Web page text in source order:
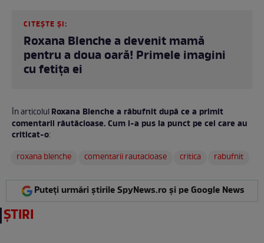
CITEȘTE ȘI:
Roxana Blenche a devenit mamă
pentru a doua oară! Primele imagini
cu fetița ei
În articolulRoxana Blenche a răbufnit după ce a primit
comentarii răutăcioase. Cum i-a pus la punct pe cei care au
criticat-o:
roxana blenche
comentarii rautacioase critica rabufnit
Puteți urmări știrile SpyNews.ro și pe Google News
ȘTIRI